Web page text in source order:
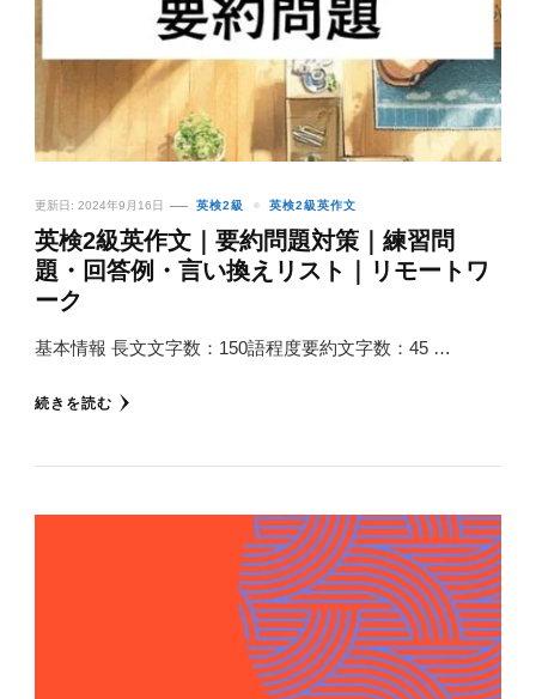
更新日: 2024年9月16日 英検2級 英検2級英作文
英検2級英作文｜要約問題対策｜練習問
題・回答例・言い換えリスト｜リモートワ
ーク
基本情報 長文文字数：150語程度要約文字数：45 …
続きを読む